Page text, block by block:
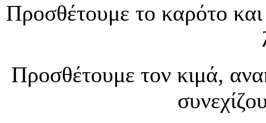
Προσθέτουμε το καρότο και
Προσθέτουμε τον κιμά,